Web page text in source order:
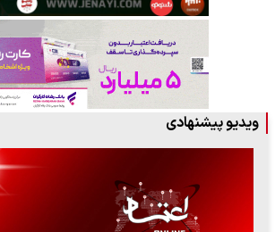
ویدیو پیشنهادی